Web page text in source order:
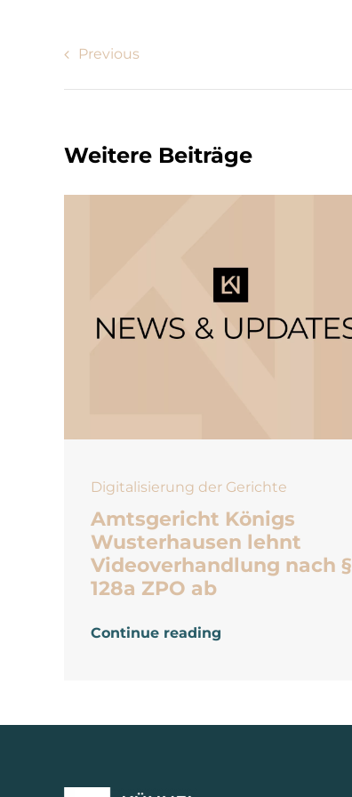
Previous
Weitere Beiträge
Digitalisierung der Gerichte
Amtsgericht Königs
Wusterhausen lehnt
Videoverhandlung nach §
128a ZPO ab
Continue reading